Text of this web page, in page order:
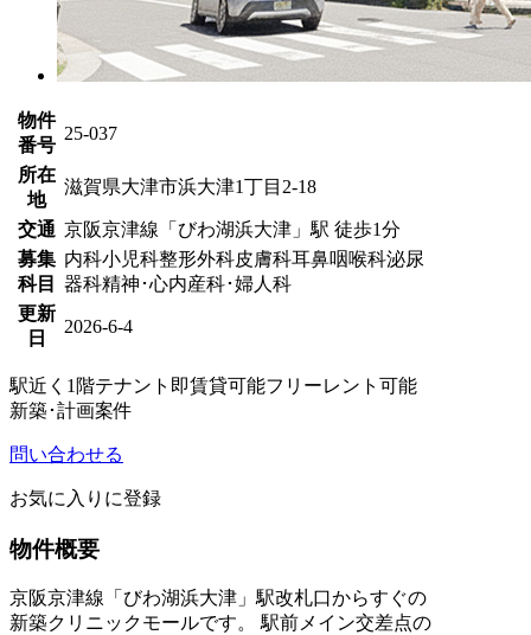
物件
番号
25-037
所在
地
滋賀県大津市浜大津1丁目2-18
交通 京阪京津線「びわ湖浜大津」駅 徒歩1分
募集
科目
内科小児科整形外科皮膚科耳鼻咽喉科泌尿
器科精神･心内産科･婦人科
更新
日
2026-6-4
駅近く 1階テナント 即賃貸可能フリーレント可能
新築･計画案件
問い合わせる
お気に入りに登録
物件概要
京阪京津線「びわ湖浜大津」駅改札口からすぐの
新築クリニックモールです。 駅前メイン交差点の